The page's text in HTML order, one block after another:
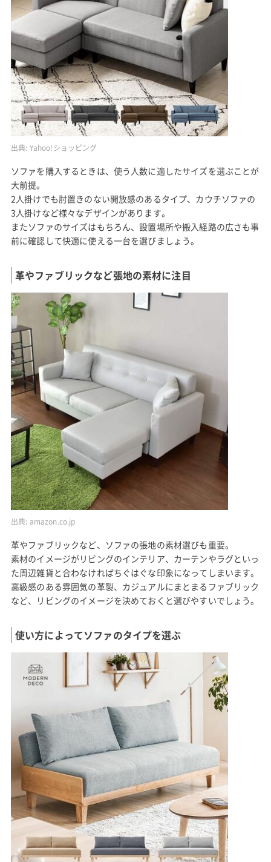
出典: Yahoo!ショッピング
ソファを購入するときは、使う人数に適したサイズを選ぶことが
大前提。
2人掛けでも肘置きのない開放感のあるタイプ、カウチソファの
3人掛けなど様々なデザインがあります。
またソファのサイズはもちろん、設置場所や搬入経路の広さも事
前に確認して快適に使える一台を選びましょう。
革やファブリックなど張地の素材に注目
出典: amazon.co.jp
革やファブリックなど、ソファの張地の素材選びも重要。
素材のイメージがリビングのインテリア、カーテンやラグといっ
た周辺雑貨と合わなければちぐはぐな印象になってしまいます。
高級感のある雰囲気の革製、カジュアルにまとまるファブリック
など、リビングのイメージを決めておくと選びやすいでしょう。
使い方によってソファのタイプを選ぶ